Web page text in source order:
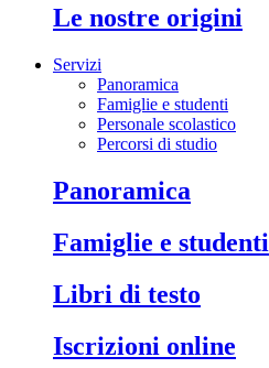
le nostre origini
Servizi
Panoramica
Famiglie e studenti
Personale scolastico
Percorsi di studio
panoramica
famiglie e studenti
libri di testo
iscrizioni online